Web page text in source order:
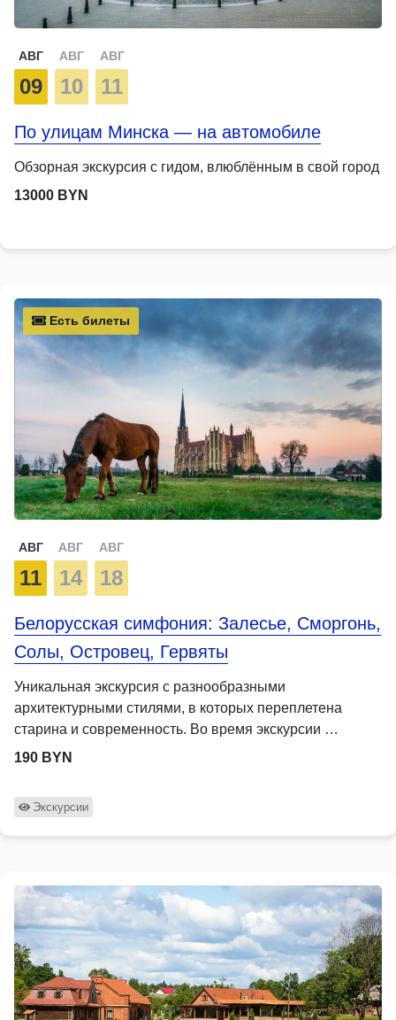
АВГ
09
АВГ
10
АВГ
11
По улицам Минска — на автомобиле
Обзорная экскурсия с гидом, влюблённым в свой город
13000 BYN
Есть билеты
АВГ
11
АВГ
14
АВГ
18
Белорусская симфония: Залесье, Сморгонь,
Солы, Островец, Гервяты
Уникальная экскурсия с разнообразными
архитектурными стилями, в которых переплетена
старина и современность. Во время экскурсии …
190 BYN
Экскурсии